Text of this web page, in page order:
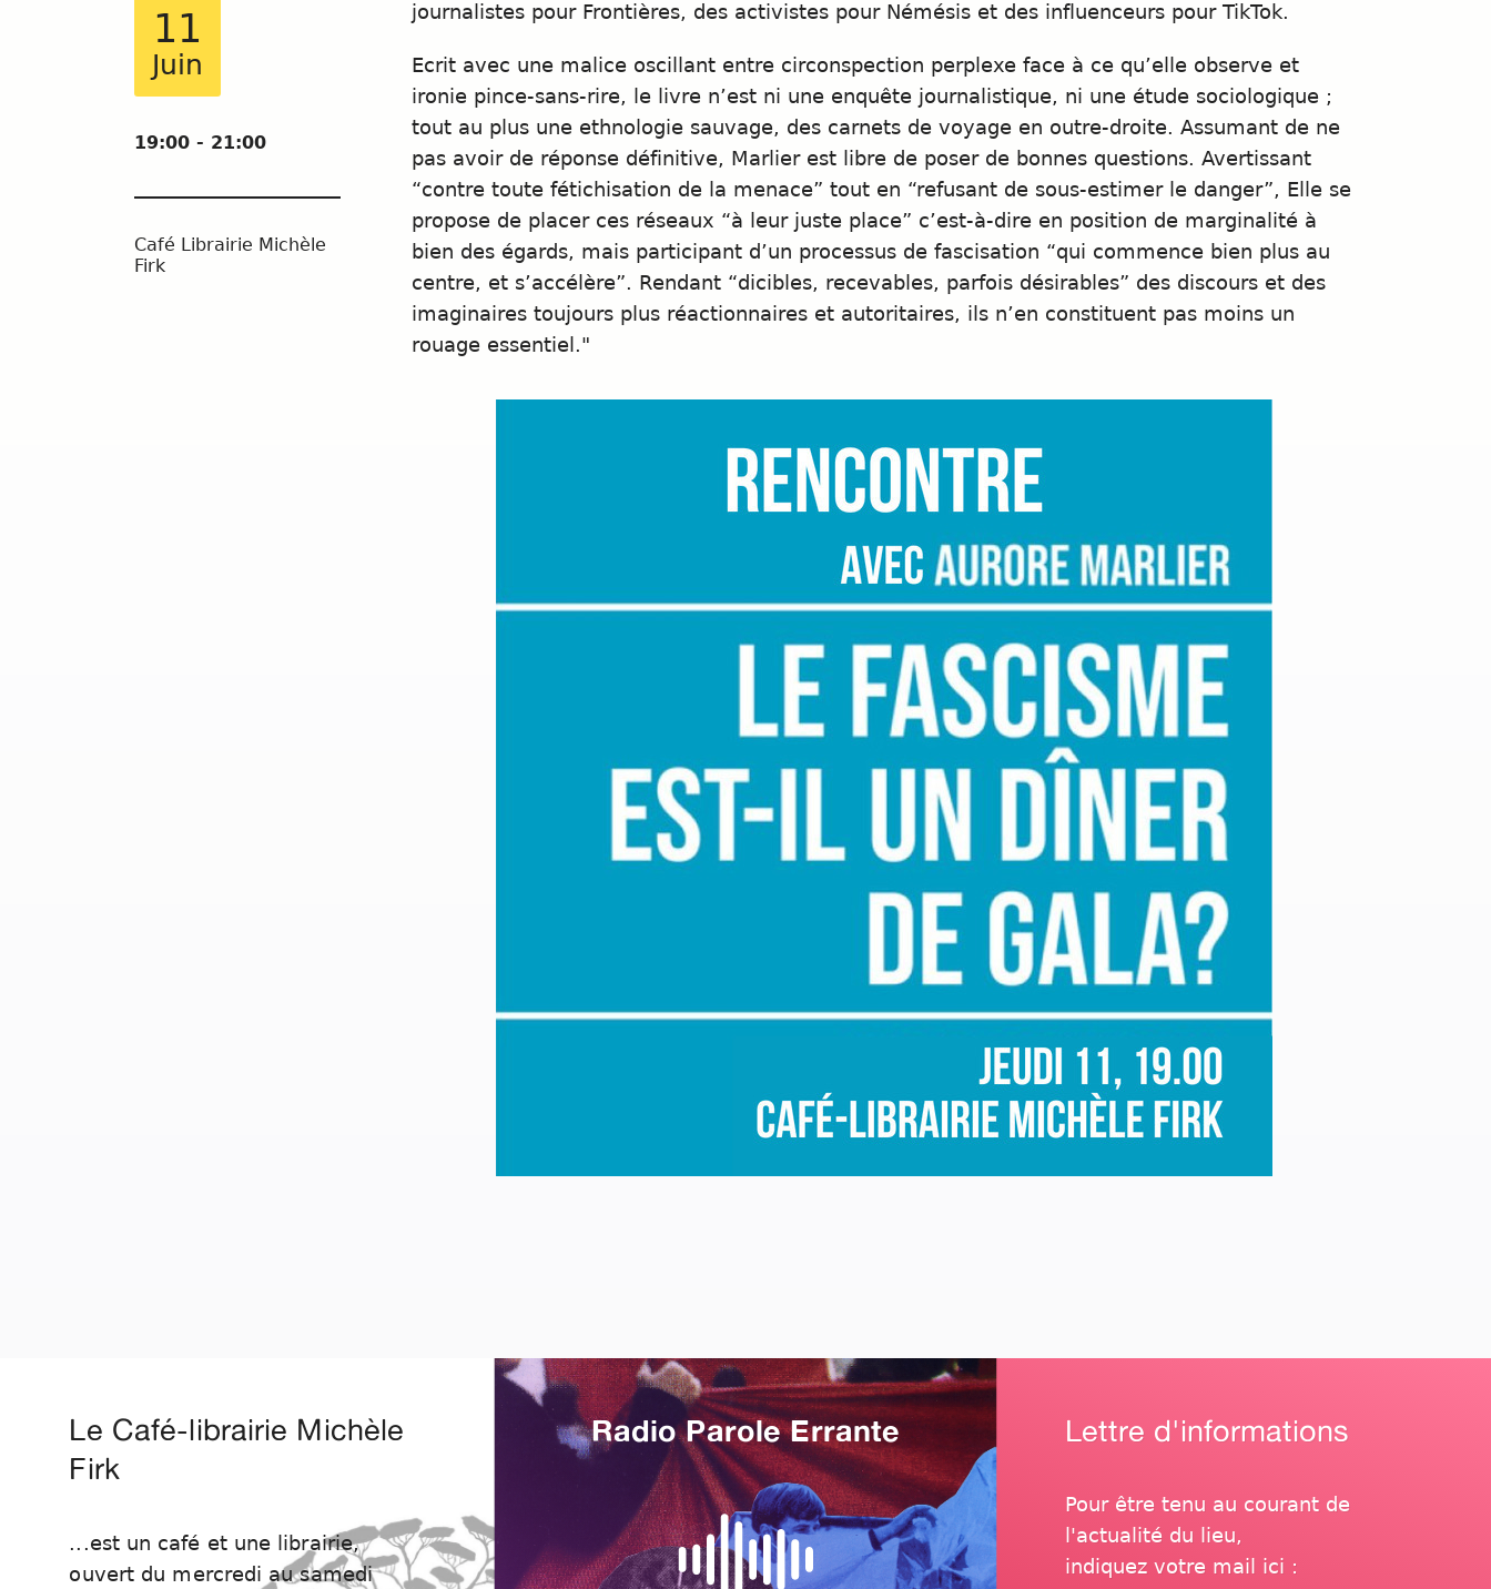
journalistes pour Frontières, des activistes pour Némésis et des influenceurs pour TikTok.
Ecrit avec une malice oscillant entre circonspection perplexe face à ce qu’elle observe et
ironie pince-sans-rire, le livre n’est ni une enquête journalistique, ni une étude sociologique ;
tout au plus une ethnologie sauvage, des carnets de voyage en outre-droite. Assumant de ne
pas avoir de réponse définitive, Marlier est libre de poser de bonnes questions. Avertissant
“contre toute fétichisation de la menace” tout en “refusant de sous-estimer le danger”, Elle se
propose de placer ces réseaux “à leur juste place” c’est-à-dire en position de marginalité à
bien des égards, mais participant d’un processus de fascisation “qui commence bien plus au
centre, et s’accélère”. Rendant “dicibles, recevables, parfois désirables” des discours et des
imaginaires toujours plus réactionnaires et autoritaires, ils n’en constituent pas moins un
rouage essentiel."
11
Juin
19:00 - 21:00
Café Librairie Michèle
Firk
Le Café-librairie Michèle
Firk
...est un café et une librairie,
ouvert du mercredi au samedi
Radio Parole Errante Lettre d'informations
Pour être tenu au courant de
l'actualité du lieu,
indiquez votre mail ici :